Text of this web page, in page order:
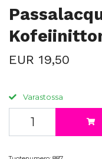
EUR 19,50
Varastossa